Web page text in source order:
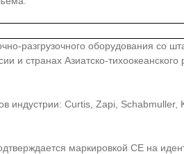
разгрузочного оборудования со
странах Азиатско-
индустрии: Curtis, Zapi, Schabmuller,
маркировкой СЕ на